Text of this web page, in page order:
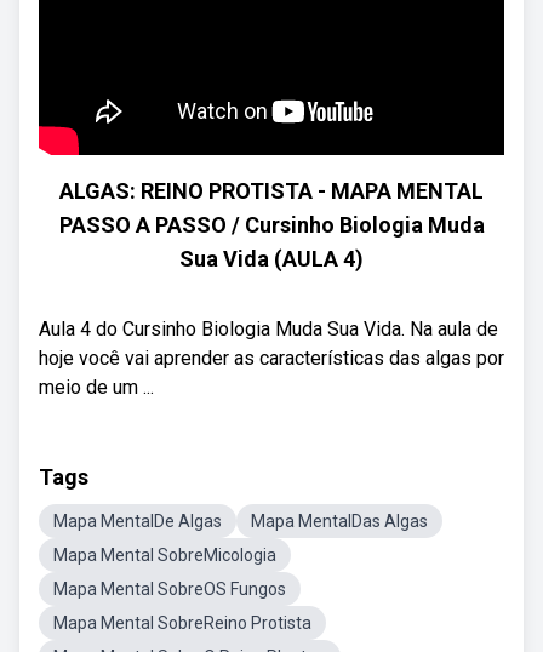
ALGAS: REINO PROTISTA - MAPA MENTAL
PASSO A PASSO / Cursinho Biologia Muda
Sua Vida (AULA 4)
Aula 4 do Cursinho Biologia Muda Sua Vida. Na aula de
hoje você vai aprender as características das algas por
meio de um ...
Tags
Mapa MentalDe Algas
Mapa MentalDas Algas
Mapa Mental SobreMicologia
Mapa Mental SobreOS Fungos
Mapa Mental SobreReino Protista